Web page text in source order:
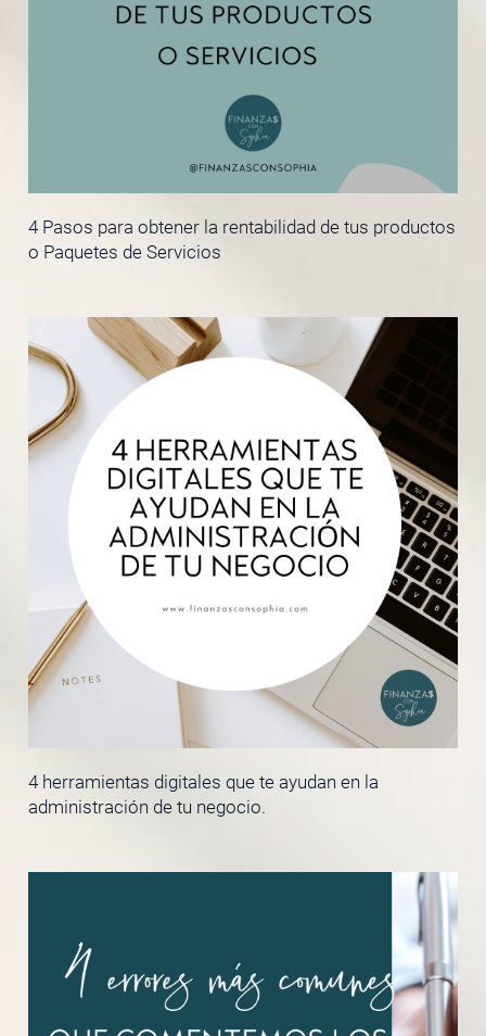
4 Pasos para obtener la rentabilidad de tus productos
o Paquetes de Servicios
4 herramientas digitales que te ayudan en la
administración de tu negocio.